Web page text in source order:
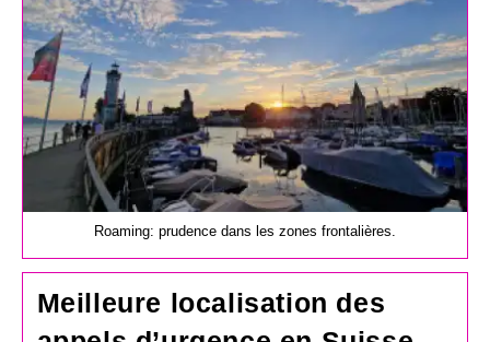
Roaming: prudence dans les zones frontalières.
Meilleure localisation des